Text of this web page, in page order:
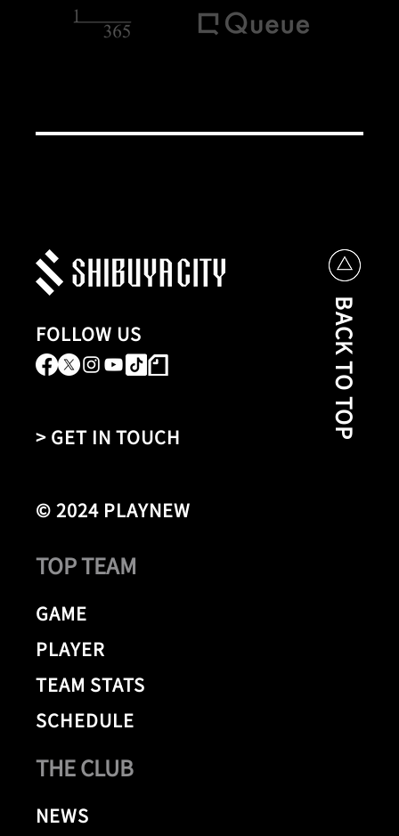
FOLLOW US
> GET IN TOUCH
© 2024 PLAYNEW
THE CLUB
NEWS
TOP TEAM
GAME
PLAYER
TEAM STATS
SCHEDULE
BACK TO TOP